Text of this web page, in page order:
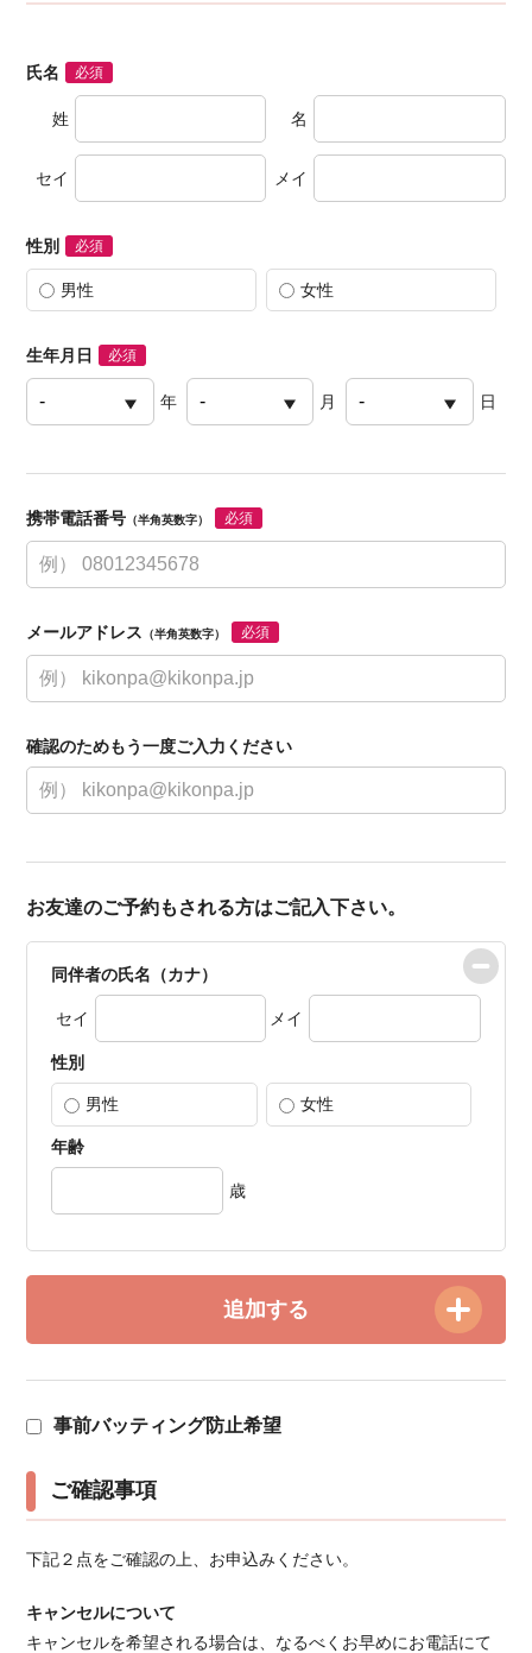
氏名 必須
姓 名
セイ メイ
性別 必須
男性 女性
生年月日 必須
年 月 日
携帯電話番号 （半角英数字） 必須
メールアドレス （半角英数字） 必須
確認のためもう一度ご入力ください
お友達のご予約もされる方はご記入下さい。
同伴者の氏名（カナ）
セイ メイ
性別
男性 女性
年齢
歳
追加する
事前バッティング防止希望
ご確認事項
下記２点をご確認の上、お申込みください。
キャンセルについて
キャンセルを希望される場合は、なるべくお早めにお電話にて